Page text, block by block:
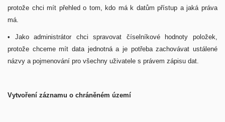
protože chci mít přehled o tom, kdo má k datům přístup a jaká práva
má.
• Jako administrátor chci spravovat číselníkové hodnoty položek,
protože chceme mít data jednotná a je potřeba zachovávat ustálené
názvy a pojmenování pro všechny uživatele s právem zápisu dat.
Vytvoření záznamu o chráněném území